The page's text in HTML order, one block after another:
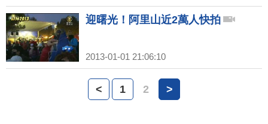
迎曙光！阿里山近2萬人快拍
2013-01-01 21:06:10
< 1 2 >